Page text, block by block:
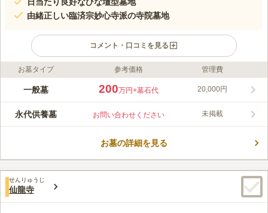
日当たり良好なひな壇型墓地
由緒正しい臨済宗妙心寺派の寺院墓地
コメント・口コミを見る
ライフドット編集部のコメント
是照院は東京都文京区にある、臨済宗妙心寺派のお寺です。住宅
り、近くにはバス停もあります。駐車場も完備されているため、
車でのお参りも可能です。一般墓地は本堂に向かって右前方にあ
分に最も合った区画を選ぶことができます。近くには小石川植物
この霊園はまだ誰からも評価されていません。
お墓タイプ 参考価格 管理費
一般墓 200万円+墓石代 20,000円
永代供養墓 お問い合わせください 未掲載
お墓の詳細を見る
せんりゅうじ
仙龍寺